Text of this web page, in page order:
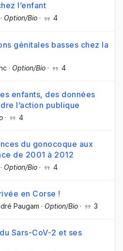
l’enfant
· Option/Bio · 4
génitales basses chez la
· Option/Bio · 4
enfants, des données
l’action publique
· 4
du gonocoque aux
de 2001 à 2012
· Option/Bio · 4
en Corse !
Paugam · Option/Bio · 3
Sars-CoV-2 et ses